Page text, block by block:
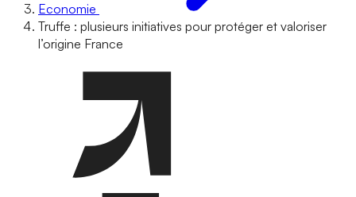
Economie
Truffe : plusieurs initiatives pour protéger et valoriser
l’origine France